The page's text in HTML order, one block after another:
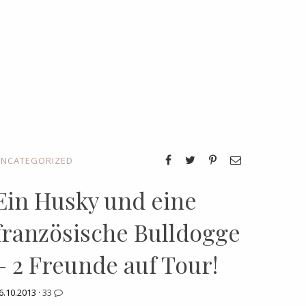
Husky und eine
Bulldogge
2 Freunde auf Tour!
· 33